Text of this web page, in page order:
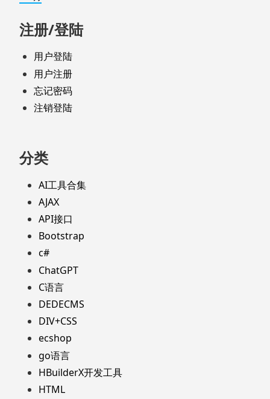
注册/登陆
用户登陆
用户注册
忘记密码
注销登陆
分类
AI工具合集
AJAX
API接口
Bootstrap
c#
ChatGPT
C语言
DEDECMS
DIV+CSS
ecshop
go语言
HBuilderX开发工具
HTML